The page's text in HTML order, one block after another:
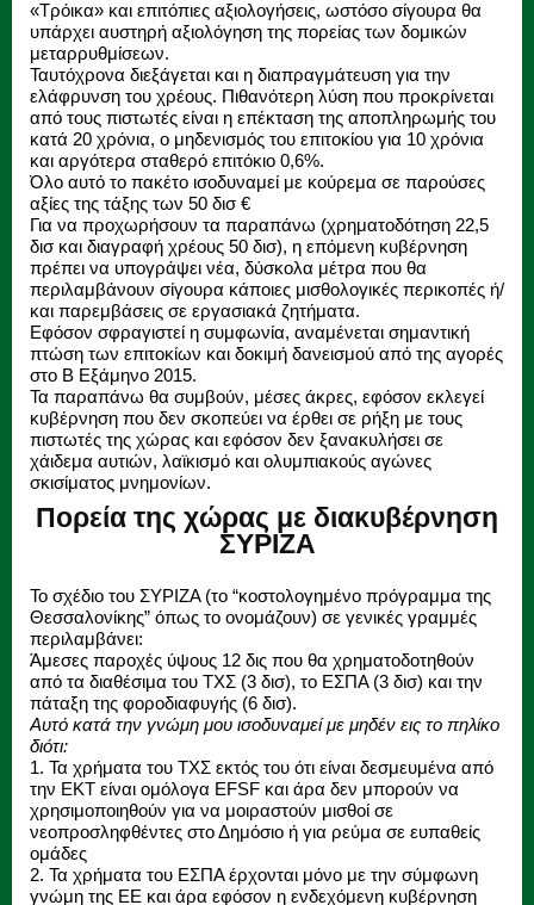
«Τρόικα» και επιτόπιες αξιολογήσεις, ωστόσο σίγουρα θα
υπάρχει αυστηρή αξιολόγηση της πορείας των δομικών
μεταρρυθμίσεων.
Ταυτόχρονα διεξάγεται και η διαπραγμάτευση για την
ελάφρυνση του χρέους. Πιθανότερη λύση που προκρίνεται
από τους πιστωτές είναι η επέκταση της αποπληρωμής του
κατά 20 χρόνια, ο μηδενισμός του επιτοκίου για 10 χρόνια
και αργότερα σταθερό επιτόκιο 0,6%.
Όλο αυτό το πακέτο ισοδυναμεί με κούρεμα σε παρούσες
αξίες της τάξης των 50 δισ €
Για να προχωρήσουν τα παραπάνω (χρηματοδότηση 22,5
δισ και διαγραφή χρέους 50 δισ), η επόμενη κυβέρνηση
πρέπει να υπογράψει νέα, δύσκολα μέτρα που θα
περιλαμβάνουν σίγουρα κάποιες μισθολογικές περικοπές ή/
και παρεμβάσεις σε εργασιακά ζητήματα.
Εφόσον σφραγιστεί η συμφωνία, αναμένεται σημαντική
πτώση των επιτοκίων και δοκιμή δανεισμού από της αγορές
στο Β Εξάμηνο 2015.
Τα παραπάνω θα συμβούν, μέσες άκρες, εφόσον εκλεγεί
κυβέρνηση που δεν σκοπεύει να έρθει σε ρήξη με τους
πιστωτές της χώρας και εφόσον δεν ξανακυλήσει σε
χάιδεμα αυτιών, λαϊκισμό και ολυμπιακούς αγώνες
σκισίματος μνημονίων.
Πορεία της χώρας με διακυβέρνηση
ΣΥΡΙΖΑ
Το σχέδιο του ΣΥΡΙΖΑ (το “κοστολογημένο πρόγραμμα της
Θεσσαλονίκης” όπως το ονομάζουν) σε γενικές γραμμές
περιλαμβάνει:
Άμεσες παροχές ύψους 12 δις που θα χρηματοδοτηθούν
από τα διαθέσιμα του ΤΧΣ (3 δισ), το ΕΣΠΑ (3 δισ) και την
πάταξη της φοροδιαφυγής (6 δισ).
Αυτό κατά την γνώμη μου ισοδυναμεί με μηδέν εις το πηλίκο
διότι:
1. Τα χρήματα του ΤΧΣ εκτός του ότι είναι δεσμευμένα από
την ΕΚΤ είναι ομόλογα EFSF και άρα δεν μπορούν να
χρησιμοποιηθούν για να μοιραστούν μισθοί σε
νεοπροσληφθέντες στο Δημόσιο ή για ρεύμα σε ευπαθείς
ομάδες
2. Τα χρήματα του ΕΣΠΑ έρχονται μόνο με την σύμφωνη
γνώμη της ΕΕ και άρα εφόσον η ενδεχόμενη κυβέρνηση